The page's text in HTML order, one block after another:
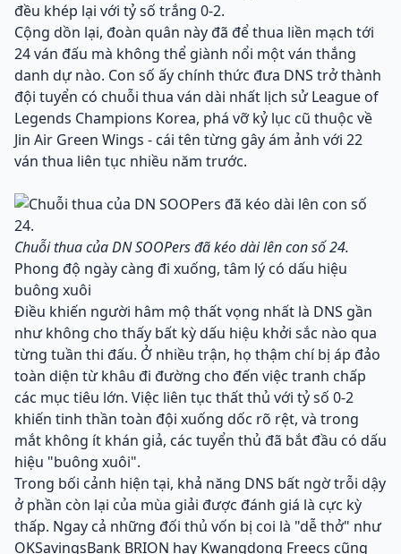
đều khép lại với tỷ số trắng 0-2.
Cộng dồn lại, đoàn quân này đã để thua liền mạch tới
24 ván đấu mà không thể giành nổi một ván thắng
danh dự nào. Con số ấy chính thức đưa DNS trở thành
đội tuyển có chuỗi thua ván dài nhất lịch sử League of
Legends Champions Korea, phá vỡ kỷ lục cũ thuộc về
Jin Air Green Wings - cái tên từng gây ám ảnh với 22
ván thua liên tục nhiều năm trước.
Chuỗi thua của DN SOOPers đã kéo dài lên con số 24.
Phong độ ngày càng đi xuống, tâm lý có dấu hiệu
buông xuôi
Điều khiến người hâm mộ thất vọng nhất là DNS gần
như không cho thấy bất kỳ dấu hiệu khởi sắc nào qua
từng tuần thi đấu. Ở nhiều trận, họ thậm chí bị áp đảo
toàn diện từ khâu đi đường cho đến việc tranh chấp
các mục tiêu lớn. Việc liên tục thất thủ với tỷ số 0-2
khiến tinh thần toàn đội xuống dốc rõ rệt, và trong
mắt không ít khán giả, các tuyển thủ đã bắt đầu có dấu
hiệu "buông xuôi".
Trong bối cảnh hiện tại, khả năng DNS bất ngờ trỗi dậy
ở phần còn lại của mùa giải được đánh giá là cực kỳ
thấp. Ngay cả những đối thủ vốn bị coi là "dễ thở" như
OKSavingsBank BRION hay Kwangdong Freecs cũng